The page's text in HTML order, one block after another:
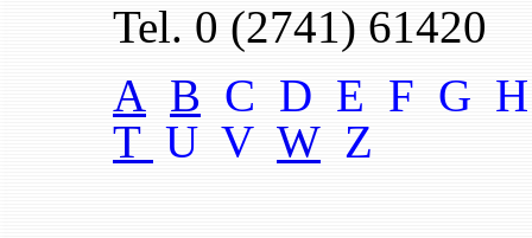
Tel. 0 (2741) 61420
A B C D E F G
T U V W Z